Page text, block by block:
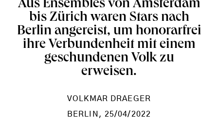
Aus Ensembles von Amsterdam
bis Zürich waren Stars nach
Berlin angereist, um honorarfrei
ihre Verbundenheit mit einem
geschundenen Volk zu
erweisen.
VOLKMAR DRAEGER
BERLIN , 25/04/2022